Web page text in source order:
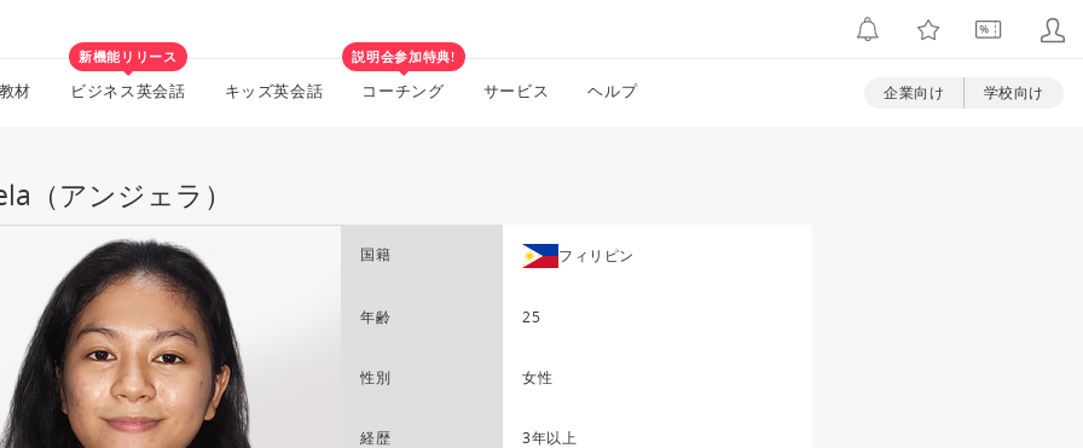
材
新機能リリース
ビジネス英会話 キッズ英会話
説明会参加特典!
コーチング サービス ヘルプ 企業向け 学校向け
（アンジェラ）
国籍 フィリピン
年齢 25
性別 女性
経歴 3年以上